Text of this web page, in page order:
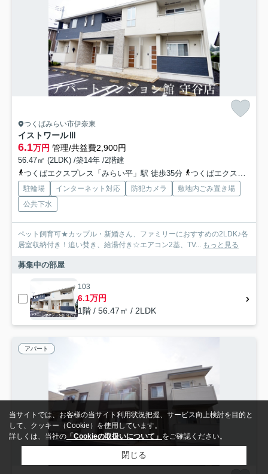
つくばみらい市伊奈東
イストワールⅢ
6.1万円 管理/共益費2,900円
56.47㎡ (2LDK) /築14年 /2階建
つくばエクスプレス「みらい平」駅 徒歩35分
つくばエクスプレス「みどりの」駅 徒歩61分
駐輪場 インターネット対応 防犯カメラ
敷地内ごみ置き場
公共下水
ペット飼育可★カップル・新婚さん、ファミリーにおすすめの2LDK♪各
居室収納付き！追い焚き、給湯付き☆エアコン2基、TV...
もっと見る
募集中の部屋
103
6.1万円
1階 / 56.47㎡ / 2LDK
アパート
当サイトでは、お客様の当サイト利用状況把握、サービス向上検討を目的と
して、クッキー（Cookie）を使用しています。
詳しくは、当社の 「Cookieの取扱いについて」 をご確認ください。
閉じる